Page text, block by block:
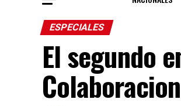
ESPECIALES
El segundo